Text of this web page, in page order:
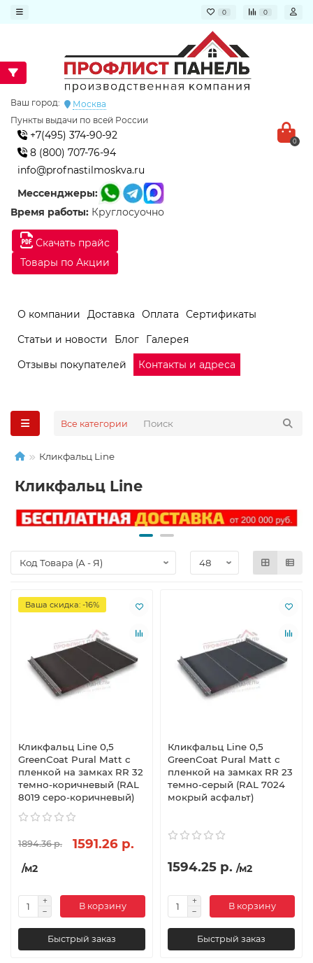
0 0
Скачать прайс
Товары по Акции
Ваш город:
Москва
Пункты выдачи по всей России
+7(495) 374-90-92
8 (800) 707-76-94
info@profnastilmoskva.ru
Мессенджеры:
Время работы: Круглосуочно
0
О компании Доставка Оплата
Сертификаты
Статьи и новости
Блог
Галерея
Отзывы покупателей
Контакты и адреса
Все категории
Кликфальц Line
Кликфальц Line
Ваша скидка: -16%
Кликфальц Line 0,5
GreenСoat Pural Matt с
пленкой на замках RR 32
темно-коричневый (RAL
8019 серо-коричневый)
1894.36 р. 1591.26 р.
/м2
В корзину
Быстрый заказ
Кликфальц Line 0,5
GreenСoat Pural Matt с
пленкой на замках RR 23
темно-серый (RAL 7024
мокрый асфальт)
1594.25 р. /м2
В корзину
Быстрый заказ